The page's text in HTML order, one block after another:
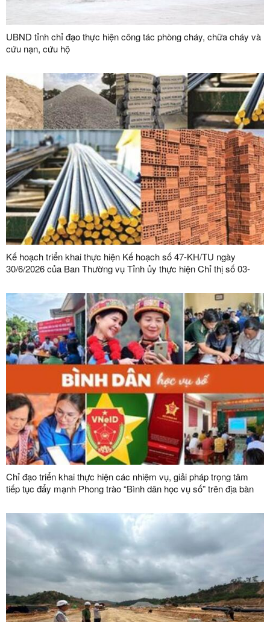
UBND tỉnh chỉ đạo thực hiện công tác phòng cháy, chữa cháy và
cứu nạn, cứu hộ
Kế hoạch triển khai thực hiện Kế hoạch số 47-KH/TU ngày
30/6/2026 của Ban Thường vụ Tỉnh ủy thực hiện Chỉ thị số 03-
đạo của Đảng đối với công tác quản lý, phát triển vật liệu xây
dựng trong giai đoạn mới
Chỉ đạo triển khai thực hiện các nhiệm vụ, giải pháp trọng tâm
tiếp tục đẩy mạnh Phong trào “Bình dân học vụ số” trên địa bàn